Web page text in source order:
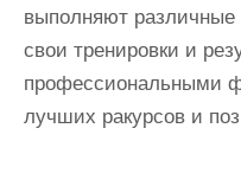
выполняют различные
свои тренировки и
профессиональными
лучших ракурсов и